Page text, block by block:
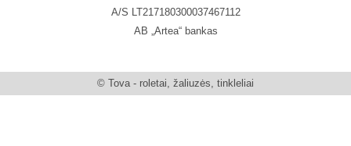
A/S LT217180300037467112
AB „Artea“ bankas
© Tova - roletai, žaliuzės, tinkleliai